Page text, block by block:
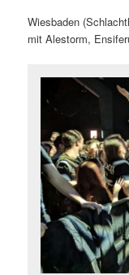
Wiesbaden
mit Alestorm,